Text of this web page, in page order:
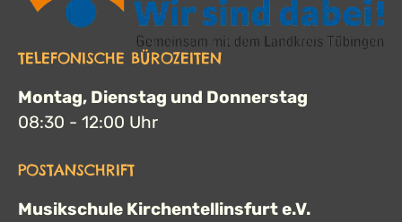
TELEFONISCHE BÜROZEITEN
Montag, Dienstag und Donnerstag
08:30 - 12:00 Uhr
POSTANSCHRIFT
Musikschule Kirchentellinsfurt e.V.